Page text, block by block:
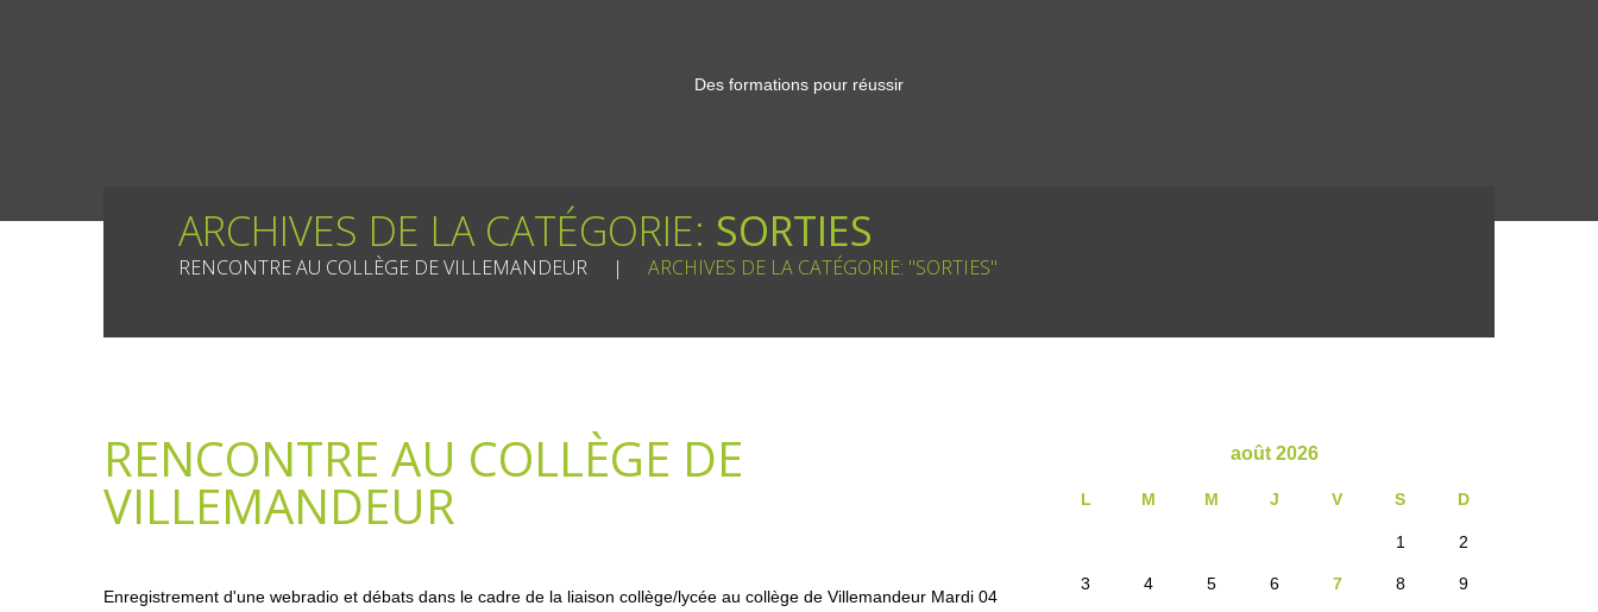
Des formations pour réussir
ARCHIVES DE LA CATÉGORIE: SORTIES
RENCONTRE AU COLLÈGE DE VILLEMANDEUR ARCHIVES DE LA CATÉGORIE: "SORTIES"
RENCONTRE AU COLLÈGE DE
VILLEMANDEUR
Enregistrement d'une webradio et débats dans le cadre de la liaison collège/lycée au collège de Villemandeur Mardi 04
août 2026
L M M J V S D
1 2
3 4 5 6 7 8 9